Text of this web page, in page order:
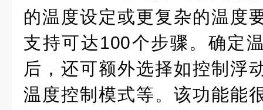
的温度设定或更复杂的温度
支持可达100个步骤。确定
后，还可额外选择如控制浮
温度控制模式等。该功能能